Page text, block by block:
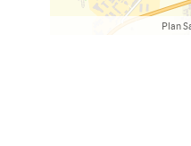
Plan